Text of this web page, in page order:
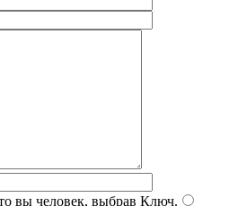
вы человек, выбрав Ключ.